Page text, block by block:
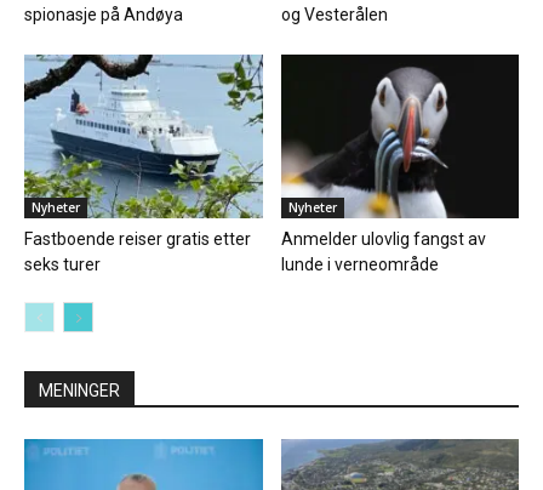
spionasje på Andøya
og Vesterålen
Nyheter
Fastboende reiser gratis etter
seks turer
Nyheter
Anmelder ulovlig fangst av
lunde i verneområde
MENINGER